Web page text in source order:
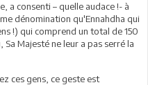
a consenti – quelle audace !- à
dénomination qu'Ennahdha qui
!) qui comprend un total de 150
Majesté ne leur a pas serré la
ces gens, ce geste est